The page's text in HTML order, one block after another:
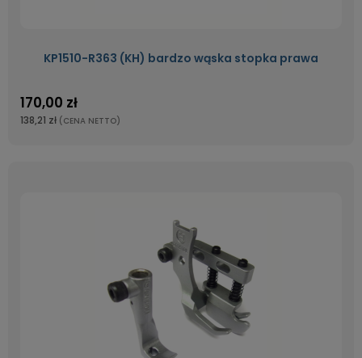
KP1510-R363 (KH) bardzo wąska stopka prawa
170,00 zł
138,21 zł (CENA NETTO)